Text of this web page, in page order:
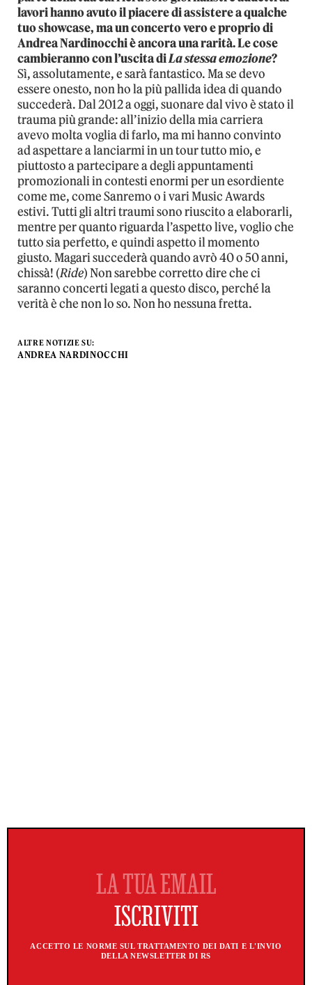
lavori hanno avuto il piacere di assistere a qualche
tuo showcase, ma un concerto vero e proprio di
Andrea Nardinocchi è ancora una rarità. Le cose
cambieranno con l’uscita diLa stessa emozione?
Sì, assolutamente, e sarà fantastico. Ma se devo
essere onesto, non ho la più pallida idea di quando
succederà. Dal 2012 a oggi, suonare dal vivo è stato il
trauma più grande: all’inizio della mia carriera
avevo molta voglia di farlo, ma mi hanno convinto
ad aspettare a lanciarmi in un tour tutto mio, e
piuttosto a partecipare a degli appuntamenti
promozionali in contesti enormi per un esordiente
come me, come Sanremo o i vari Music Awards
estivi. Tutti gli altri traumi sono riuscito a elaborarli,
mentre per quanto riguarda l’aspetto live, voglio che
tutto sia perfetto, e quindi aspetto il momento
giusto. Magari succederà quando avrò 40 o 50 anni,
chissà! (Ride) Non sarebbe corretto dire che ci
saranno concerti legati a questo disco, perché la
verità è che non lo so. Non ho nessuna fretta.
ALTRE NOTIZIE SU:
ANDREA NARDINOCCHI
ACCETTO LE NORME SUL TRATTAMENTO DEI DATI E L'INVIO
DELLA NEWSLETTER DI RS